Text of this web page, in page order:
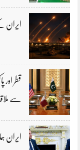
ایران
قطر اور
سے
ایران